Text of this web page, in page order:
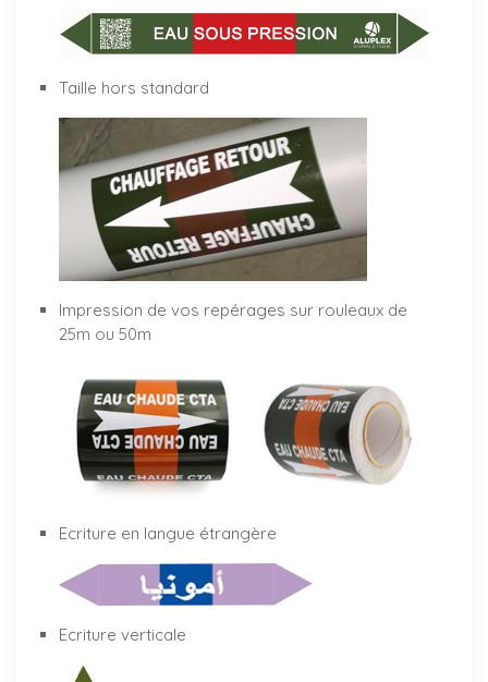
Taille hors standard
Impression de vos repérages sur rouleaux de
25m ou 50m
Ecriture en langue étrangère
Ecriture verticale